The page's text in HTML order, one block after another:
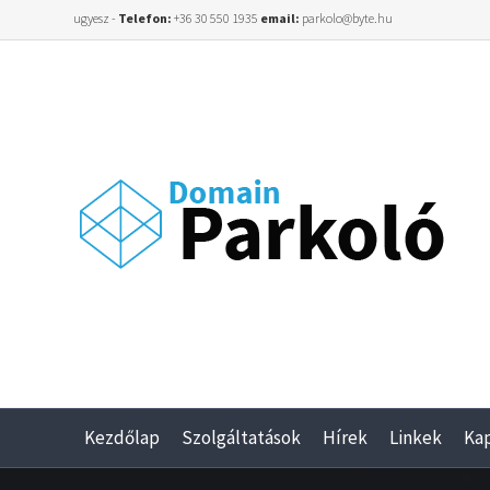
ugyesz - Telefon: +36 30 550 1935 email: parkolo@byte.hu
Kezdőlap Szolgáltatások Hírek Linkek